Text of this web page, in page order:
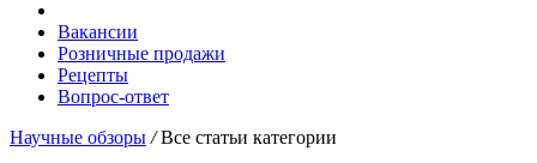
Вакансии
Розничные продажи
Рецепты
Вопрос-ответ
Научные обзоры / Все статьи категории